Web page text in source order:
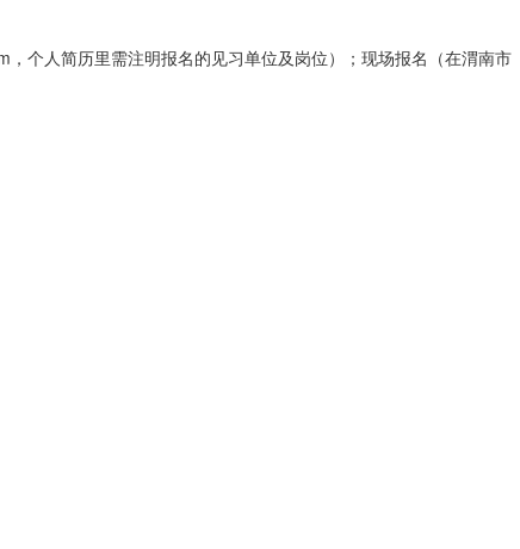
个人简历里需注明报名的见习单位及岗位）；现场报名（在渭南市